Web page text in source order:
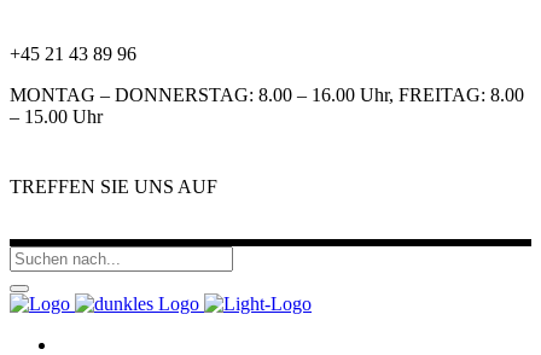
+45 21 43 89 96
MONTAG – DONNERSTAG: 8.00 – 16.00 Uhr, FREITAG: 8.00
– 15.00 Uhr
TREFFEN SIE UNS AUF